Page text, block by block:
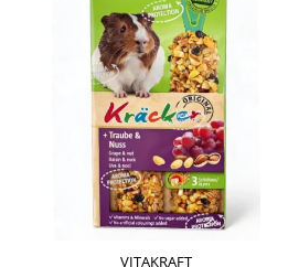
VITAKRAFT